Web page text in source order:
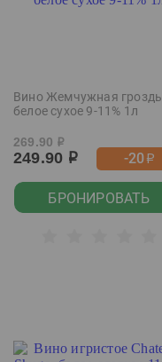
Вино Жемчужная гроздь
белое сухое 9-11% 1л
269.90 р
249.90 р -20р
БРОНИРОВАТЬ